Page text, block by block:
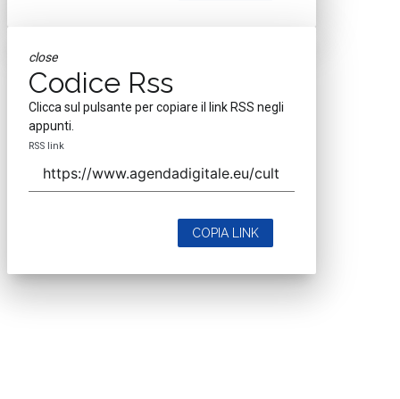
close
Codice Rss
Clicca sul pulsante per copiare il link RSS negli
appunti.
RSS link
COPIA LINK